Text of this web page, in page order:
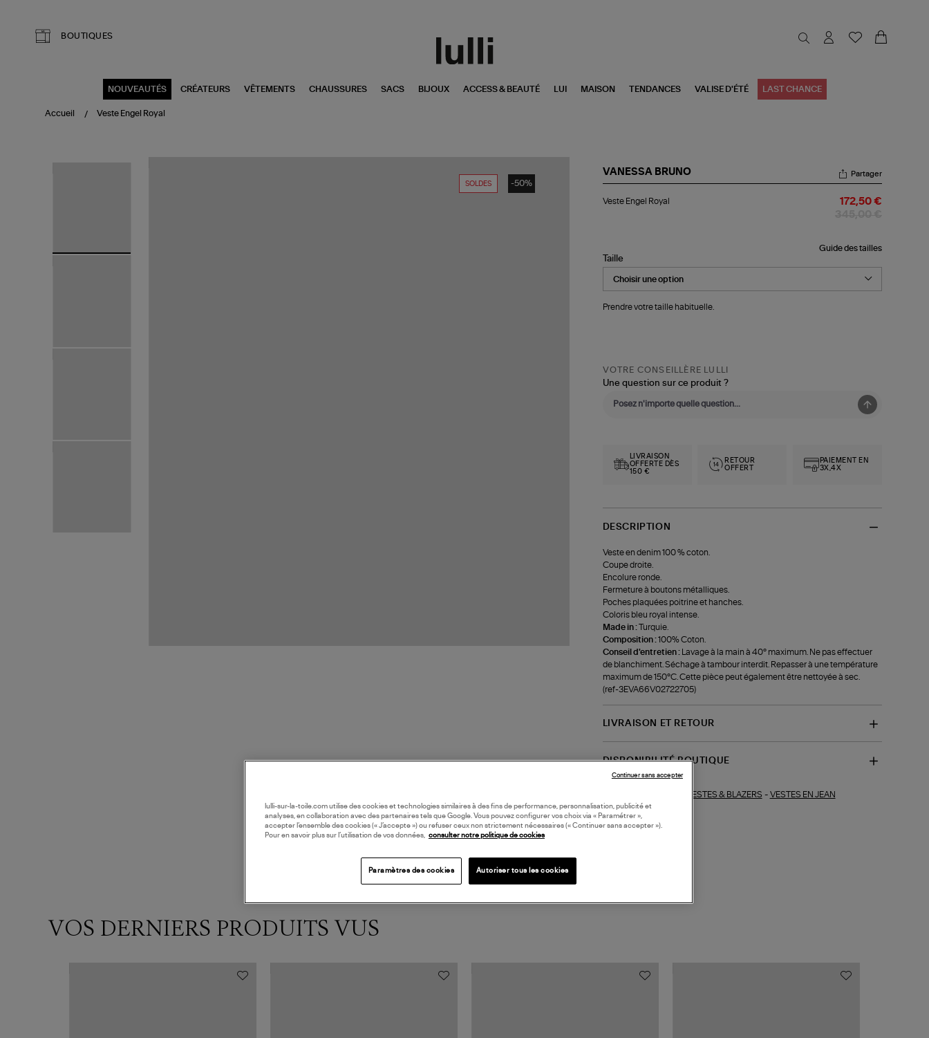
BOUTIQUES
NOUVEAUTÉS CRÉATEURS VÊTEMENTS CHAUSSURES SACS BIJOUX ACCESS & BEAUTÉ LUI MAISON TENDANCES VALISE D'ÉTÉ LAST CHANCE
Accueil Veste Engel Royal
SOLDES -50%
VANESSA BRUNO
Engel
Partager
Veste Engel Royal 172,50 €
Guide des tailles
Taille
Prendre votre taille habituelle.
VOTRE CONSEILLÈRE LULLI
Une question sur ce produit ?
LIVRAISON
OFFERTE DÈS
150 €
RETOUR
OFFERT
PAIEMENT EN
3X,4X
DESCRIPTION
Veste en denim 100 % coton.
Coupe droite.
Encolure ronde.
Fermeture à boutons métalliques.
Poches plaquées poitrine et hanches.
Coloris bleu royal intense.
Made in :Turquie.
Composition :100% Coton.
Conseil d'entretien :
Lavage à la main à 40° maximum. Ne pas effectuer
de blanchiment. Séchage à tambour interdit. Repasser à une température
maximum de 150°C. Cette pièce peut également être nettoyée à sec.
(ref-3EVA66V02722705)
LIVRAISON ET RETOUR
DISPONIBILITÉ BOUTIQUE
VESTES & BLAZERS - VESTES EN JEAN
VOS DERNIERS PRODUITS VUS
lulli-sur-la-toile.com utilise des cookies et technologies similaires à des fins de performance, personnalisation, publicité et
analyses, en collaboration avec des partenaires tels que Google. Vous pouvez configurer vos choix via « Paramétrer »,
accepter l’ensemble des cookies (« J’accepte ») ou refuser ceux non strictement nécessaires (« Continuer sans accepter »).
Pour en savoir plus sur l’utilisation de vos données,
consulter notre politique de cookies
Paramètres des cookies Autoriser tous les cookies
Continuer sans accepter